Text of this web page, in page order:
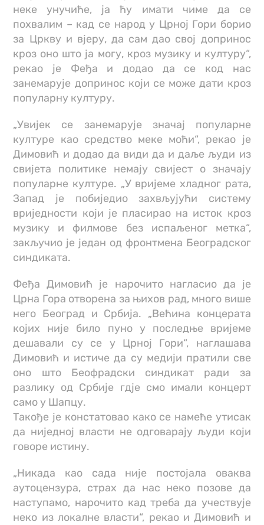
неке унучиће, ја ћу имати чиме да се
похвалим – кад се народ у Црној Гори борио
за Цркву и вјеру, да сам дао свој допринос
кроз оно што ја могу, кроз музику и културу“,
рекао је Феђа и додао да се код нас
занемарује допринос који се може дати кроз
популарну културу.
„Увијек се занемарује значај популарне
културе као средство меке моћи“, рекао је
Димовић и додао да види да и даље људи из
свијета политике немају свијест о значају
популарне културе. „У вријеме хладног рата,
Запад је побиједио захвљујући систему
вриједности који је пласирао на исток кроз
музику и филмове без испаљеног метка“,
закључио је један од фронтмена Београдског
синдиката.
Феђа Димовић је нарочито нагласио да је
Црна Гора отворена за њихов рад, много више
него Београд и Србија. „Већина концерата
којих није било пуно у последње вријеме
дешавали су се у Црној Гори“, наглашава
Димовић и истиче да су медији пратили све
оно што Беофрадски синдикат ради за
разлику од Србије гдје смо имали концерт
само у Шапцу.
Такође је констатовао како се намеће утисак
да ниједној власти не одговарају људи који
говоре истину.
„Никада као сада није постојала оваква
аутоцензура, страх да нас неко позове да
наступамо, нарочито кад треба да учествује
неко из локалне власти“, рекао и Димовић и